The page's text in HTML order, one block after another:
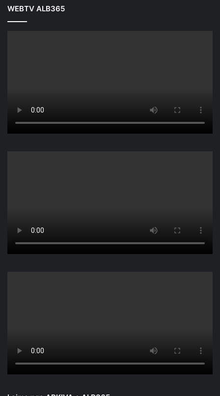
WEBTV ALB365